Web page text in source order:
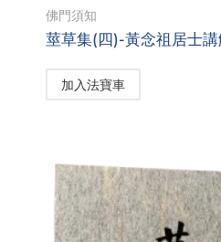
佛門須知
莖草集(四)-黃念祖居士
加入法寶車